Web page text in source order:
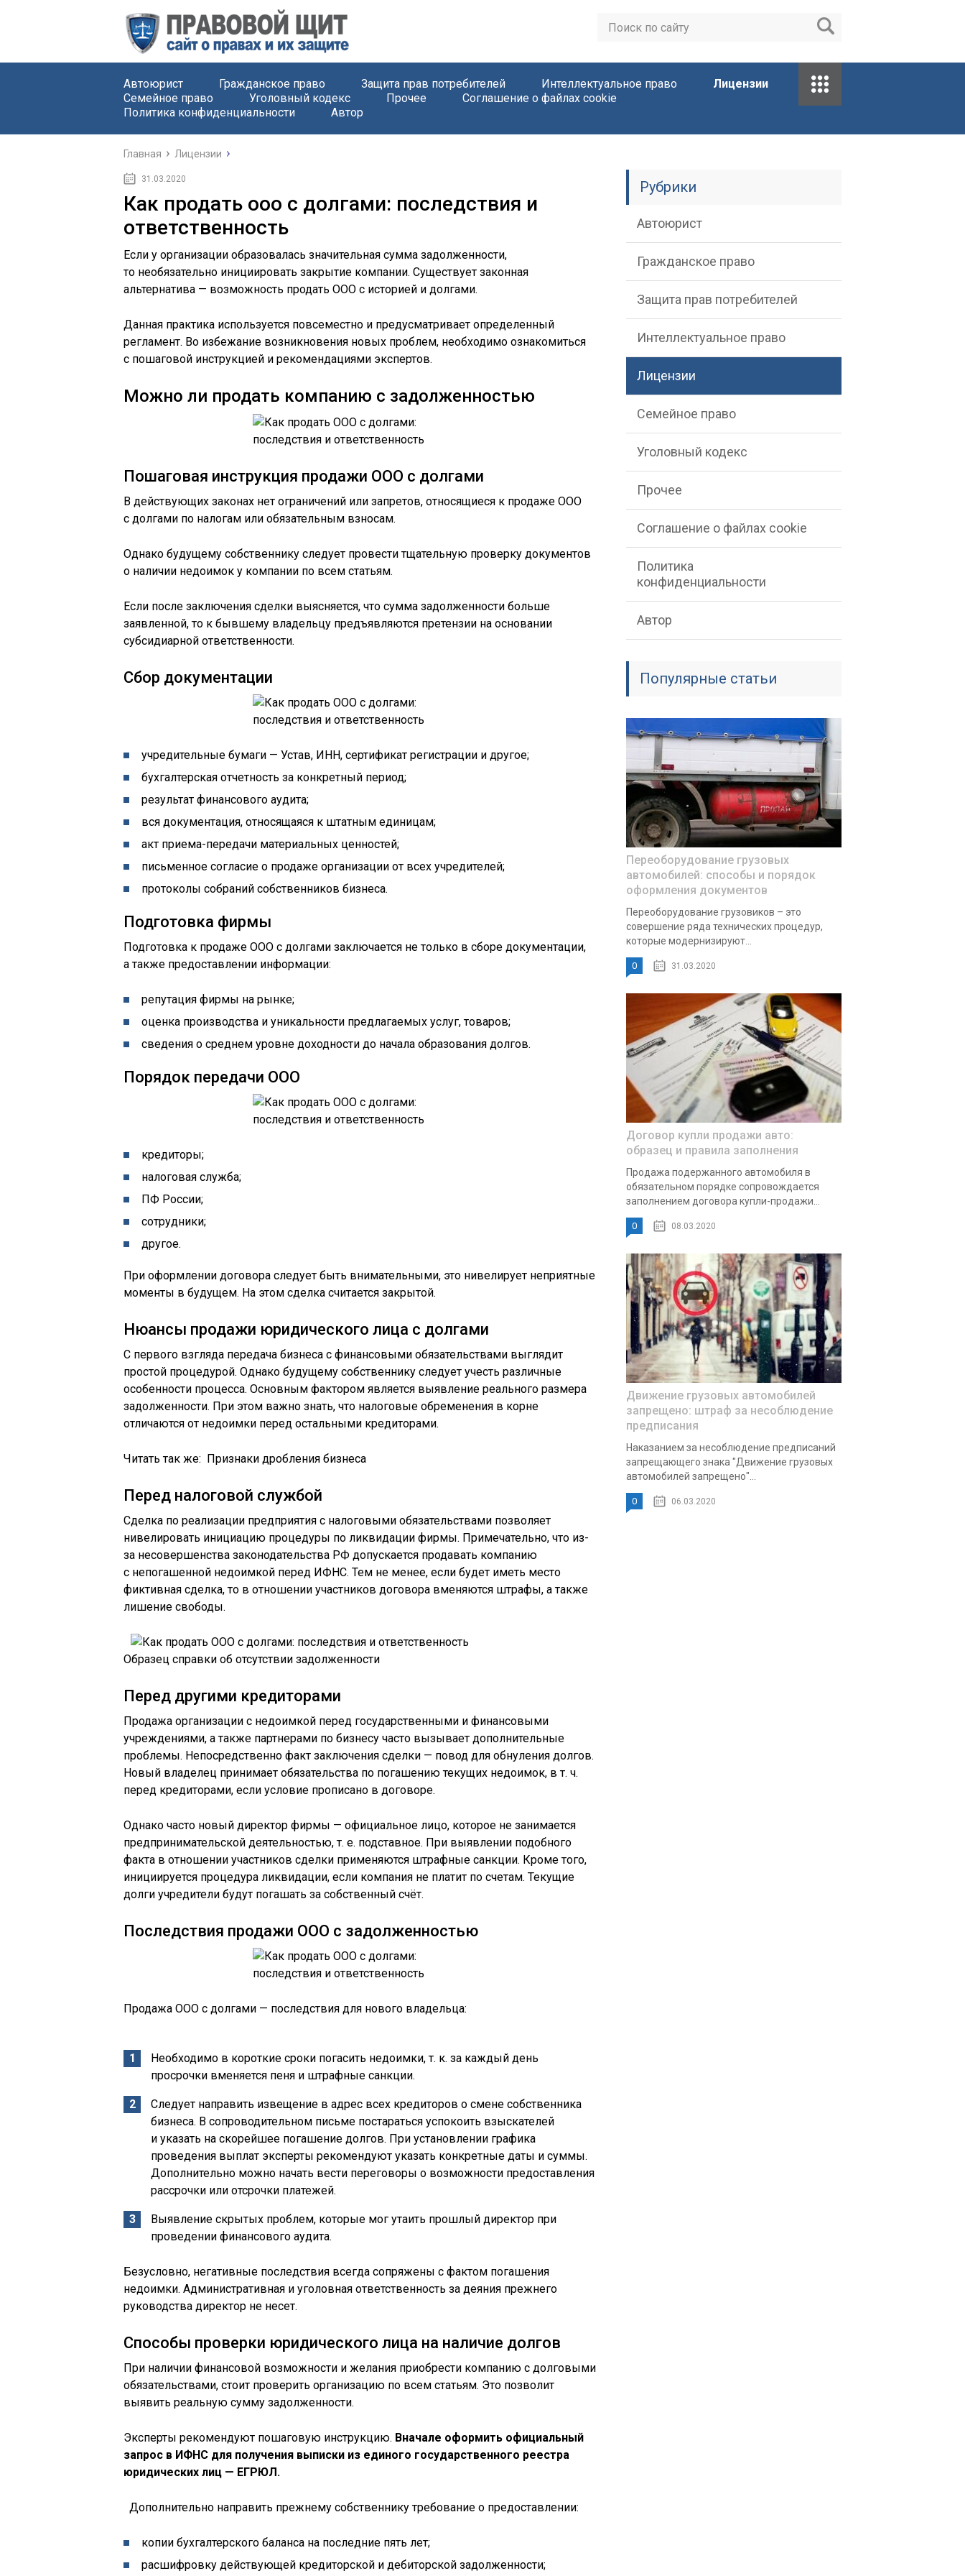
Автоюрист Гражданское право Защита прав потребителей Интеллектуальное право
Лицензии
Семейное право
Уголовный кодекс Прочее
Соглашение о файлах cookie
Политика конфиденциальности
Автор
Главная Лицензии
31.03.2020
Как продать ооо с долгами: последствия и
ответственность
Если у организации образовалась значительная сумма задолженности,
то необязательно инициировать закрытие компании. Существует законная
альтернатива — возможность продать ООО с историей и долгами.
Данная практика используется повсеместно и предусматривает определенный
регламент. Во избежание возникновения новых проблем, необходимо ознакомиться
с пошаговой инструкцией и рекомендациями экспертов.
Можно ли продать компанию с задолженностью
Пошаговая инструкция продажи ООО с долгами
В действующих законах нет ограничений или запретов, относящиеся к продаже ООО
с долгами по налогам или обязательным взносам.
Однако будущему собственнику следует провести тщательную проверку документов
о наличии недоимок у компании по всем статьям.
Если после заключения сделки выясняется, что сумма задолженности больше
заявленной, то к бывшему владельцу предъявляются претензии на основании
субсидиарной ответственности.
Сбор документации
учредительные бумаги — Устав, ИНН, сертификат регистрации и другое;
бухгалтерская отчетность за конкретный период;
результат финансового аудита;
вся документация, относящаяся к штатным единицам;
акт приема-передачи материальных ценностей;
письменное согласие о продаже организации от всех учредителей;
протоколы собраний собственников бизнеса.
Подготовка фирмы
Подготовка к продаже ООО с долгами заключается не только в сборе документации,
а также предоставлении информации:
репутация фирмы на рынке;
оценка производства и уникальности предлагаемых услуг, товаров;
сведения о среднем уровне доходности до начала образования долгов.
Порядок передачи ООО
кредиторы;
налоговая служба;
ПФ России;
сотрудники;
другое.
При оформлении договора следует быть внимательными, это нивелирует неприятные
моменты в будущем. На этом сделка считается закрытой.
Нюансы продажи юридического лица с долгами
С первого взгляда передача бизнеса с финансовыми обязательствами выглядит
простой процедурой. Однако будущему собственнику следует учесть различные
особенности процесса. Основным фактором является выявление реального размера
задолженности. При этом важно знать, что налоговые обременения в корне
отличаются от недоимки перед остальными кредиторами.
Читать так же: ​​Признаки дробления бизнеса
Перед налоговой службой
Сделка по реализации предприятия с налоговыми обязательствами позволяет
нивелировать инициацию процедуры по ликвидации фирмы. Примечательно, что из-
за несовершенства законодательства РФ допускается продавать компанию
с непогашенной недоимкой перед ИФНС. Тем не менее, если будет иметь место
фиктивная сделка, то в отношении участников договора вменяются штрафы, а также
лишение свободы.
Образец справки об отсутствии задолженности
Перед другими кредиторами
Продажа организации с недоимкой перед государственными и финансовыми
учреждениями, а также партнерами по бизнесу часто вызывает дополнительные
проблемы. Непосредственно факт заключения сделки — повод для обнуления долгов.
Новый владелец принимает обязательства по погашению текущих недоимок, в т. ч.
перед кредиторами, если условие прописано в договоре.
Однако часто новый директор фирмы — официальное лицо, которое не занимается
предпринимательской деятельностью, т. е. подставное. При выявлении подобного
факта в отношении участников сделки применяются штрафные санкции. Кроме того,
инициируется процедура ликвидации, если компания не платит по счетам. Текущие
долги учредители будут погашать за собственный счёт.
Последствия продажи ООО с задолженностью
Продажа ООО с долгами — последствия для нового владельца:
Необходимо в короткие сроки погасить недоимки, т. к. за каждый день
просрочки вменяется пеня и штрафные санкции.
Следует направить извещение в адрес всех кредиторов о смене собственника
бизнеса. В сопроводительном письме постараться успокоить взыскателей
и указать на скорейшее погашение долгов. При установлении графика
проведения выплат эксперты рекомендуют указать конкретные даты и суммы.
Дополнительно можно начать вести переговоры о возможности предоставления
рассрочки или отсрочки платежей.
Выявление скрытых проблем, которые мог утаить прошлый директор при
проведении финансового аудита.
Безусловно, негативные последствия всегда сопряжены с фактом погашения
недоимки. Административная и уголовная ответственность за деяния прежнего
руководства директор не несет.
Способы проверки юридического лица на наличие долгов
При наличии финансовой возможности и желания приобрести компанию с долговыми
обязательствами, стоит проверить организацию по всем статьям. Это позволит
выявить реальную сумму задолженности.
Эксперты рекомендуют пошаговую инструкцию. Вначале оформить официальный
запрос в ИФНС для получения выписки из единого государственного реестра
юридических лиц — ЕГРЮЛ.
Дополнительно направить прежнему собственнику требование о предоставлении:
копии бухгалтерского баланса на последние пять лет;
расшифровку действующей кредиторской и дебиторской задолженности;
Рубрики
Автоюрист
Гражданское право
Защита прав потребителей
Интеллектуальное право
Лицензии
Семейное право
Уголовный кодекс
Прочее
Соглашение о файлах cookie
Политика
конфиденциальности
Автор
Популярные статьи
Переоборудование грузовых
автомобилей: способы и порядок
оформления документов
Переоборудование грузовиков – это
совершение ряда технических процедур,
которые модернизируют...
0 31.03.2020
Договор купли продажи авто:
образец и правила заполнения
Продажа подержанного автомобиля в
обязательном порядке сопровождается
заполнением договора купли-продажи...
0 08.03.2020
Движение грузовых автомобилей
запрещено: штраф за несоблюдение
предписания
Наказанием за несоблюдение предписаний
запрещающего знака "Движение грузовых
автомобилей запрещено"...
0 06.03.2020